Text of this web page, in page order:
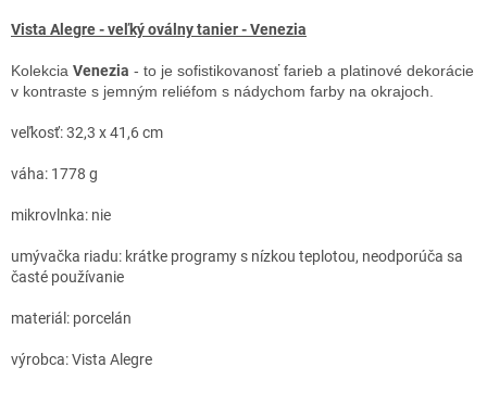
Vista Alegre - veľký oválny tanier - Venezia​
Kolekcia Venezia - to je sofistikovanosť farieb a platinové dekorácie
v kontraste s jemným reliéfom s nádychom farby na okrajoch.
veľkosť: 32,3 x 41,6 cm
váha: 1778 g
mikrovlnka: nie
umývačka riadu: krátke programy s nízkou teplotou, neodporúča sa
časté používanie
materiál: porcelán
výrobca: Vista Alegre